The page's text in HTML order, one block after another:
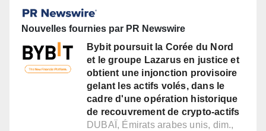
Nouvelles fournies par PR Newswire
Bybit poursuit la Corée du Nord
et le groupe Lazarus en justice et
obtient une injonction provisoire
gelant les actifs volés, dans le
cadre d'une opération historique
de recouvrement de crypto-actifs
DUBAÏ, Émirats arabes unis, dim.,